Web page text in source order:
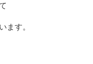
ます。